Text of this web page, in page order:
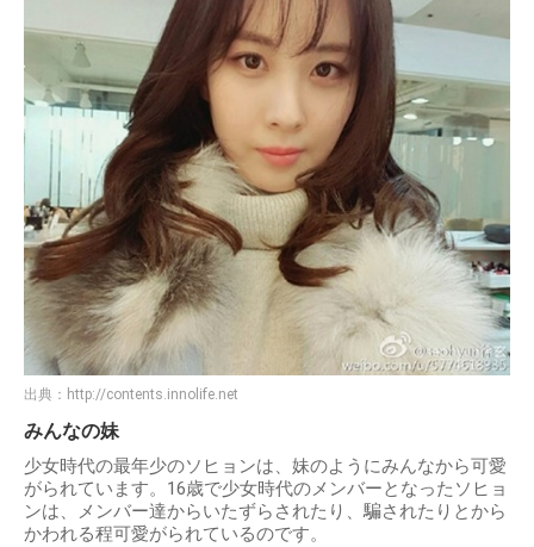
出典： http://contents.innolife.net
みんなの妹
少女時代の最年少のソヒョンは、妹のようにみんなから可愛
がられています。16歳で少女時代のメンバーとなったソヒョ
ンは、メンバー達からいたずらされたり、騙されたりとから
かわれる程可愛がられているのです。